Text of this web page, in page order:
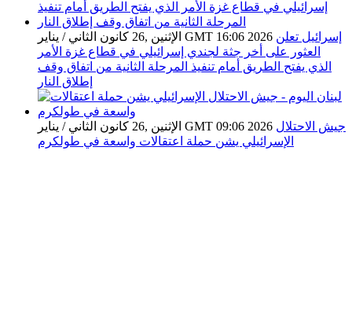
الإثنين ,26 كانون الثاني / يناير GMT 16:06 2026 إسرائيل تعلن
العثور على أخر جثة لجندي إسرائيلي في قطاع غزة الأمر
الذي يفتح الطريق أمام تنفيذ المرحلة الثانية من اتفاق وقف
إطلاق النار
الإثنين ,26 كانون الثاني / يناير GMT 09:06 2026 جيش الاحتلال
الإسرائيلي يشن حملة اعتقالات واسعة في طولكرم